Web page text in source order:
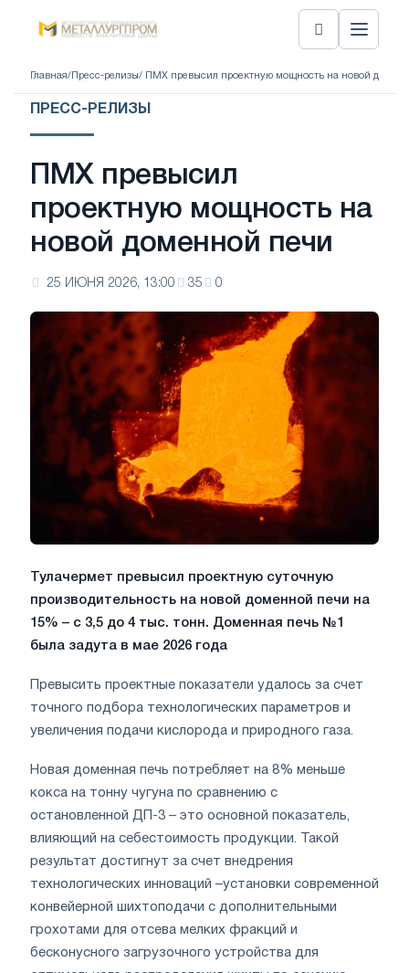
Главная/ Пресс-релизы/ ПМХ превысил проектную мощность на новой
ПРЕСС-РЕЛИЗЫ
ПМХ превысил
проектную мощность на
новой доменной печи
25 ИЮНЯ 2026, 13:00 35 0
Тулачермет превысил проектную суточную
производительность на новой доменной печи на
15% – с 3,5 до 4 тыс. тонн. Доменная печь №1
была задута в мае 2026 года
Превысить проектные показатели удалось за счет
точного подбора технологических параметров и
увеличения подачи кислорода и природного газа.
Новая доменная печь потребляет на 8% меньше
кокса на тонну чугуна по сравнению с
остановленной ДП-3 – это основной показатель,
влияющий на себестоимость продукции. Такой
результат достигнут за счет внедрения
технологических инноваций –установки современной
конвейерной шихтоподачи с дополнительными
грохотами для отсева мелких фракций и
бесконусного загрузочного устройства для